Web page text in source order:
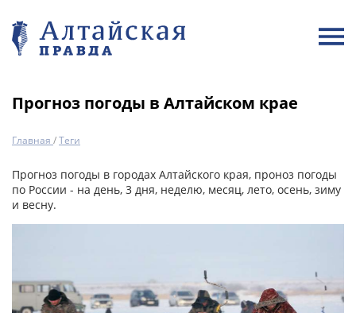
Прогноз погоды в Алтайском крае
Главная /Теги
Прогноз погоды в городах Алтайского края, проноз погоды
по России - на день, 3 дня, неделю, месяц, лето, осень, зиму
и весну.